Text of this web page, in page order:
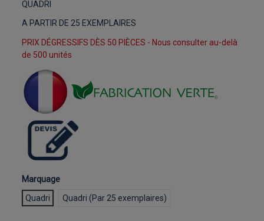
QUADRI
A PARTIR DE 25 EXEMPLAIRES
PRIX DÉGRESSIFS DÈS 50 PIÈCES - Nous consulter au-delà
de 500 unités
Marquage
Quadri
Quadri (Par 25 exemplaires)